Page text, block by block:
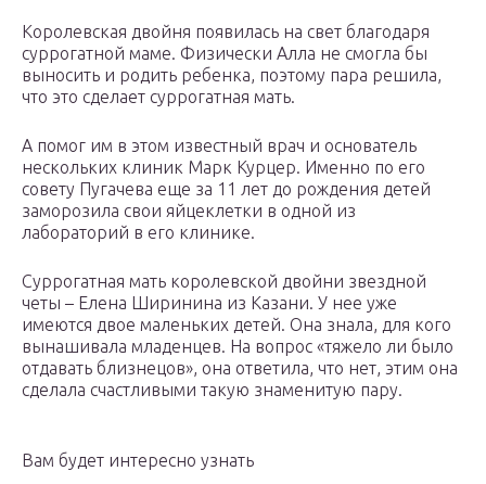
Королевская двойня появилась на свет благодаря
суррогатной маме. Физически Алла не смогла бы
выносить и родить ребенка, поэтому пара решила,
что это сделает суррогатная мать.
А помог им в этом известный врач и основатель
нескольких клиник Марк Курцер. Именно по его
совету Пугачева еще за 11 лет до рождения детей
заморозила свои яйцеклетки в одной из
лабораторий в его клинике.
Суррогатная мать королевской двойни звездной
четы – Елена Ширинина из Казани. У нее уже
имеются двое маленьких детей. Она знала, для кого
вынашивала младенцев. На вопрос «тяжело ли было
отдавать близнецов», она ответила, что нет, этим она
сделала счастливыми такую знаменитую пару.
Вам будет интересно узнать